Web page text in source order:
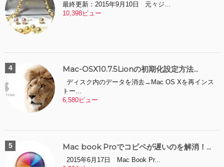
最終更新：2015年9月10日 元々ジ...
10,398ビュー
Mac-OSX10.7.5Lionの初期化設定方法...
ディスク内のデータを消去→Mac OS Xを再インス
トー...
6,580ビュー
Mac book Proでコピペが遅いのを解消！...
2015年6月17日 Mac Book Pr...